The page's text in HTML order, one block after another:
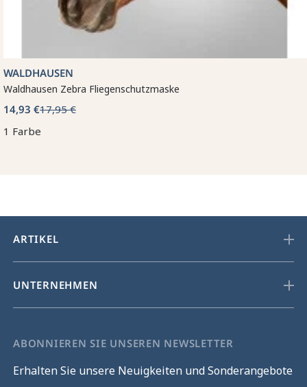
WALDHAUSEN
Waldhausen Zebra Fliegenschutzmaske
14,93 €17,95 €
1 Farbe
ARTIKEL
UNTERNEHMEN
ABONNIEREN SIE UNSEREN NEWSLETTER
Erhalten Sie unsere Neuigkeiten und Sonderangebote